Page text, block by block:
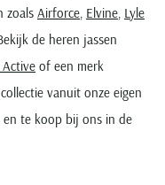
zoals Airforce, Elvine, Lyle
de heren jassen
Active of een merk
vanuit onze eigen
te koop bij ons in de